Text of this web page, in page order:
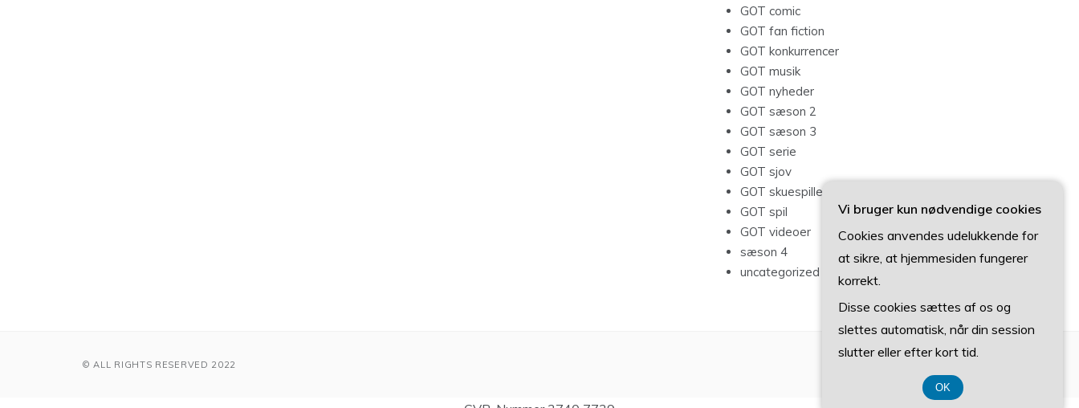
GOT comic
GOT fan fiction
GOT konkurrencer
GOT musik
GOT nyheder
GOT sæson 2
GOT sæson 3
GOT serie
GOT sjov
GOT skuespillere
GOT spil
GOT videoer
sæson 4
uncategorized
© ALL RIGHTS RESERVED 2022
Vi bruger kun nødvendige cookies
Cookies anvendes udelukkende for
at sikre, at hjemmesiden fungerer
korrekt.
Disse cookies sættes af os og
slettes automatisk, når din session
slutter eller efter kort tid.
OK